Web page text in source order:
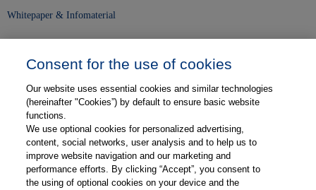
Whitepaper & Infomaterial
Karriere
Kontakt
Web-Semniare
Anwenderberichte
Consent for the use of cookies
Our website uses essential cookies and similar technologies
(hereinafter "Cookies”) by default to ensure basic website
functions.
We use optional cookies for personalized advertising,
content, social networks, user analysis and to help us to
improve website navigation and our marketing and
performance efforts. By clicking “Accept”, you consent to
the using of optional cookies on your device and the